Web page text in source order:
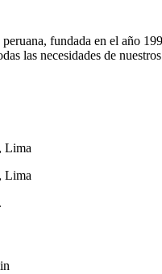
fundada en el año
las necesidades de
Lima
Lima